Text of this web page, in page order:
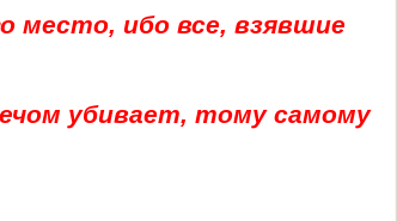
место, ибо все, взявшие
убивает, тому самому